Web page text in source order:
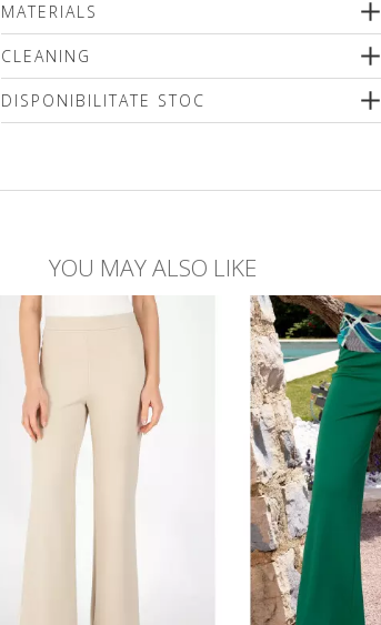
MATERIALS
CLEANING
DISPONIBILITATE STOC
YOU MAY ALSO LIKE